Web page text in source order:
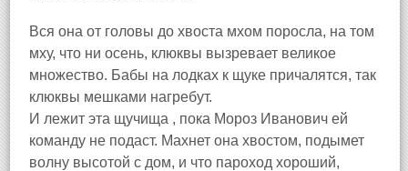
Вся она от головы до хвоста мхом поросла, на том
мху, что ни осень, клюквы вызревает великое
множество. Бабы на лодках к щуке причалятся, так
клюквы мешками нагребут.
И лежит эта щучища , пока Мороз Иванович ей
команду не подаст. Махнет она хвостом, подымет
волну высотой с дом, и что пароход хороший,